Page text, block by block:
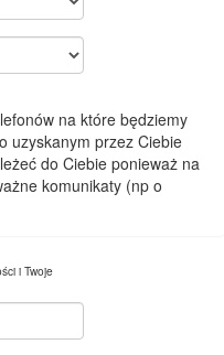
na które będziemy
uzyskanym przez Ciebie
do Ciebie ponieważ na
komunikaty (np o
i Twoje